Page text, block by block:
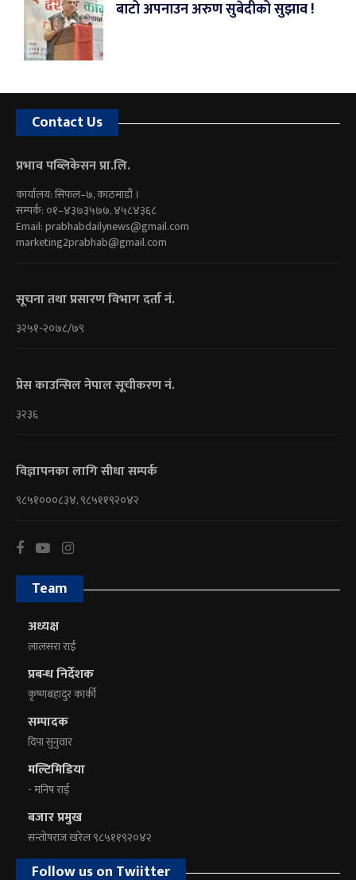
बाटो अपनाउन अरुण सुबेदीको सुझाव !
Contact Us
प्रभाव पब्लिकेसन प्रा.लि.
कार्यालय: सिफल–७, काठमाडौं ।
सम्पर्क: ०१–४३७३५७७, ४५८४३६८
Email:prabhabdailynews@gmail.com
marketing2prabhab@gmail.com
सूचना तथा प्रसारण विभाग दर्ता नं.
३२५१-२०७८/७९
प्रेस काउन्सिल नेपाल सूचीकरण नं.
३२३६
विज्ञापनका लागि सीधा सम्पर्क
९८५१०००८३४, ९८५११९२०४२
Team
अध्यक्ष
लालसरा राई
प्रबन्ध निर्देशक
कृष्णबहादुर कार्की
सम्पादक
दिपा सुनुवार
मल्टिमिडिया
- मनिष राई
बजार प्रमुख
सन्तोषराज खरेल ९८५११९२०४२
Follow us on Twiitter